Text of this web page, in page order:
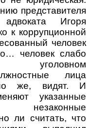
представителя
Игоря
к коррупционной
человек
человек слабо
уголовном
лица
же, видят. И
указанные
незаконные
ли считать, что